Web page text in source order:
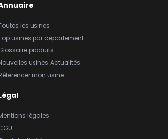
les usines
usines par département
produits
usines Actualités
mon usine
légales